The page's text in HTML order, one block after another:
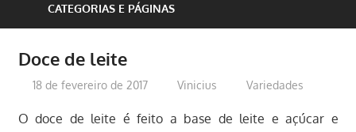
CATEGORIAS E PÁGINAS
Doce de leite
18 de fevereiro de 2017 Vinicius Variedades
O doce de leite é feito a base de leite e açúcar e